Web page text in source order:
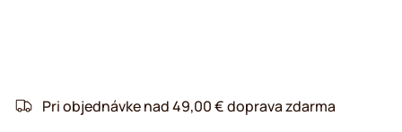
Pri objednávke nad 49,00 € doprava zdarma